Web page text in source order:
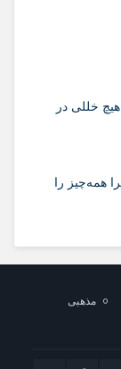
خللی در
همه‌چیز را
مذهبی